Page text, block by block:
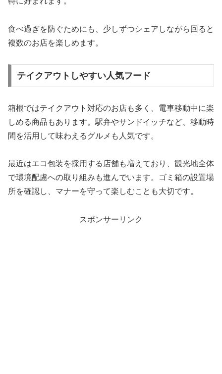
食べ過ぎを防ぐためにも、少しずつシェアしながら回ると
複数のお店を楽しめます。
テイクアウトしやすい人気フード
箱根ではテイクアウト対応のお店も多く、電車移動中に楽
しめる商品もあります。駅弁やサンドイッチなど、移動時
間を活用して味わえるグルメも人気です。
最近はエコ包装を採用する店舗も増えており、観光地全体
で環境配慮への取り組みも進んでいます。ゴミ箱の設置場
所を確認し、マナーを守って楽しむことも大切です。
スポンサーリンク